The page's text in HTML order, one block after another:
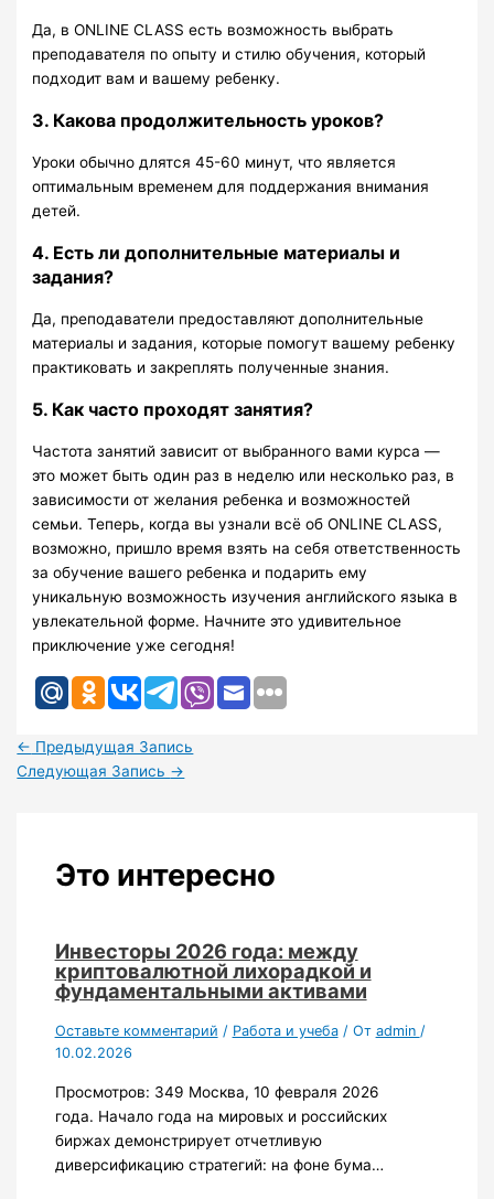
Да, в ONLINE CLASS есть возможность выбрать
преподавателя по опыту и стилю обучения, который
подходит вам и вашему ребенку.
3. Какова продолжительность уроков?
Уроки обычно длятся 45-60 минут, что является
оптимальным временем для поддержания внимания
детей.
4. Есть ли дополнительные материалы и
задания?
Да, преподаватели предоставляют дополнительные
материалы и задания, которые помогут вашему ребенку
практиковать и закреплять полученные знания.
5. Как часто проходят занятия?
Частота занятий зависит от выбранного вами курса —
это может быть один раз в неделю или несколько раз, в
зависимости от желания ребенка и возможностей
семьи. Теперь, когда вы узнали всё об ONLINE CLASS,
возможно, пришло время взять на себя ответственность
за обучение вашего ребенка и подарить ему
уникальную возможность изучения английского языка в
увлекательной форме. Начните это удивительное
приключение уже сегодня!
← Предыдущая Запись
Следующая Запись →
Это интересно
Инвесторы 2026 года: между
криптовалютной лихорадкой и
фундаментальными активами
Оставьте комментарий / Работа и учеба/ От admin /
10.02.2026
Просмотров: 349 Москва, 10 февраля 2026
года. Начало года на мировых и российских
биржах демонстрирует отчетливую
диверсификацию стратегий: на фоне бума…